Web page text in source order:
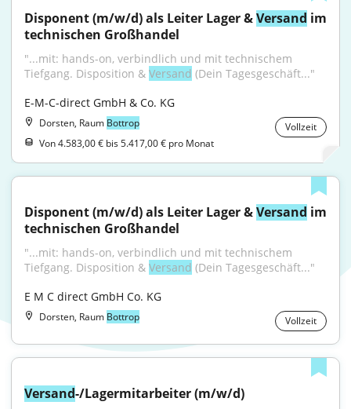
Disponent (m/w/d) als Leiter Lager & Versand im
technischen Großhandel
"...mit: hands-on, verbindlich und mit technischem
Tiefgang. Disposition & Versand (Dein Tagesgeschäft..."
E-M-C-direct GmbH & Co. KG
Dorsten, Raum Bottrop
Vollzeit
Von 4.583,00 € bis 5.417,00 € pro Monat
Disponent (m/w/d) als Leiter Lager & Versand im
technischen Großhandel
"...mit: hands-on, verbindlich und mit technischem
Tiefgang. Disposition & Versand (Dein Tagesgeschäft..."
E M C direct GmbH Co. KG
Dorsten, Raum Bottrop Vollzeit
Versand-/Lagermitarbeiter (m/w/d)